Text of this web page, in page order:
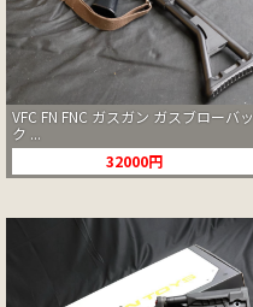
VFC FN FNC ガスガン ガスブローバッ
ク ...
32000円